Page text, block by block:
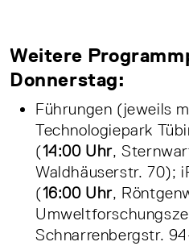
Weitere
Donnerstag:
Führungen (jeweils
Technologiepark
(14:00 Uhr,
Waldhäuserstr. 70);
(16:00 Uhr,
Schnarrenbergstr.